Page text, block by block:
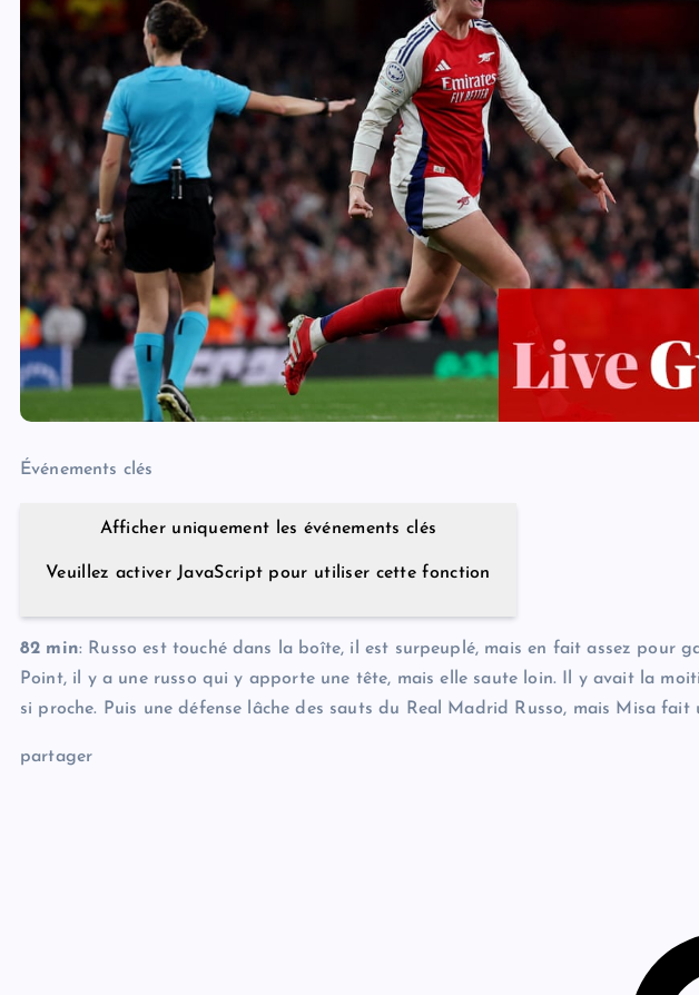
Événements clés
Afficher uniquement les événements clés
Veuillez activer JavaScript pour utiliser cette fonction
82 min: Russo est touché dans la boîte, il est surpeuplé, mais en fait assez pour
Point, il y a une russo qui y apporte une tête, mais elle saute loin. Il y avait la
si proche. Puis une défense lâche des sauts du Real Madrid Russo, mais Misa fait
partager